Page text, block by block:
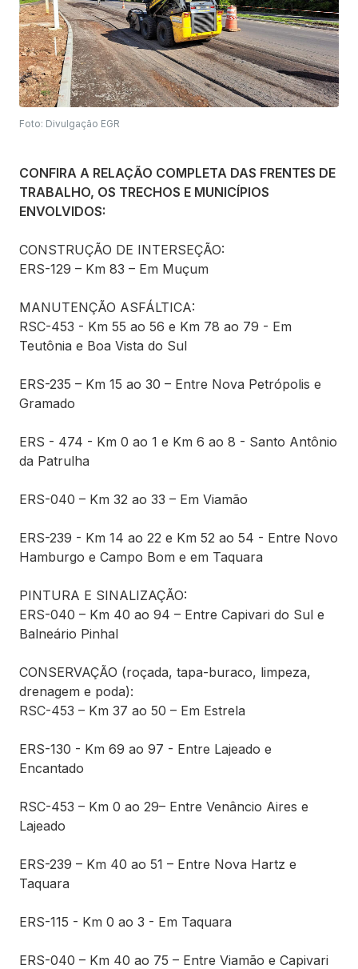
Foto: Divulgação EGR
CONFIRA A RELAÇÃO COMPLETA DAS FRENTES DE
TRABALHO, OS TRECHOS E MUNICÍPIOS
ENVOLVIDOS:
CONSTRUÇÃO DE INTERSEÇÃO:
ERS-129 – Km 83 – Em Muçum
MANUTENÇÃO ASFÁLTICA:
RSC-453 - Km 55 ao 56 e Km 78 ao 79 - Em
Teutônia e Boa Vista do Sul
ERS-235 – Km 15 ao 30 – Entre Nova Petrópolis e
Gramado
ERS - 474 - Km 0 ao 1 e Km 6 ao 8 - Santo Antônio
da Patrulha
ERS-040 – Km 32 ao 33 – Em Viamão
ERS-239 - Km 14 ao 22 e Km 52 ao 54 - Entre Novo
Hamburgo e Campo Bom e em Taquara
PINTURA E SINALIZAÇÃO:
ERS-040 – Km 40 ao 94 – Entre Capivari do Sul e
Balneário Pinhal
CONSERVAÇÃO (roçada, tapa-buraco, limpeza,
drenagem e poda):
RSC-453 – Km 37 ao 50 – Em Estrela
ERS-130 - Km 69 ao 97 - Entre Lajeado e
Encantado
RSC-453 – Km 0 ao 29– Entre Venâncio Aires e
Lajeado
ERS-239 – Km 40 ao 51 – Entre Nova Hartz e
Taquara
ERS-115 - Km 0 ao 3 - Em Taquara
ERS-040 – Km 40 ao 75 – Entre Viamão e Capivari